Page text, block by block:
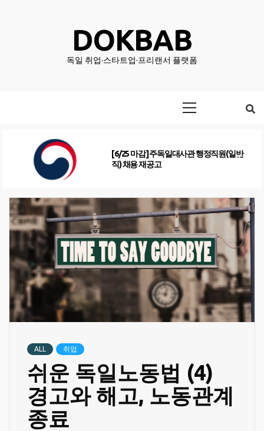
DOKBAB
독일 취업·스타트업·프리랜서 플랫폼
[6/25 마감] 주독일대사관 행정직원(일반
직) 채용 재공고
ALL 취업
쉬운 독일노동법 (4)
경고와 해고, 노동관계
종료